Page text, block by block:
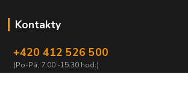
Kontakty
+420 412 526 500
(Po-Pá, 7:00 -15:30 hod.)